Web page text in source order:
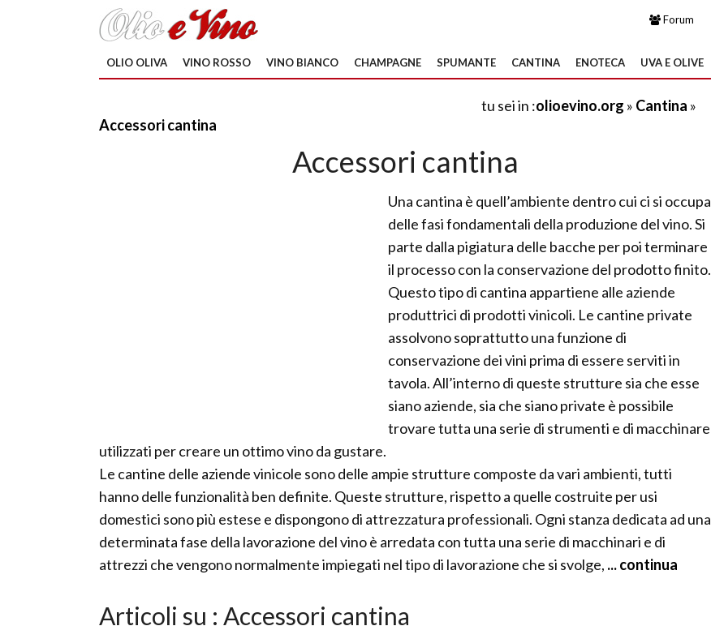
Forum
OLIO OLIVA VINO ROSSO VINO BIANCO CHAMPAGNE SPUMANTE CANTINA ENOTECA UVA E OLIVE
tu sei in :olioevino.org » Cantina »
Accessori cantina
Accessori cantina
Una cantina è quell’ambiente dentro cui ci si occupa
delle fasi fondamentali della produzione del vino. Si
parte dalla pigiatura delle bacche per poi terminare
il processo con la conservazione del prodotto finito.
Questo tipo di cantina appartiene alle aziende
produttrici di prodotti vinicoli. Le cantine private
assolvono soprattutto una funzione di
conservazione dei vini prima di essere serviti in
tavola. All’interno di queste strutture sia che esse
siano aziende, sia che siano private è possibile
trovare tutta una serie di strumenti e di macchinare
utilizzati per creare un ottimo vino da gustare.
Le cantine delle aziende vinicole sono delle ampie strutture composte da vari ambienti, tutti
hanno delle funzionalità ben definite. Queste strutture, rispetto a quelle costruite per usi
domestici sono più estese e dispongono di attrezzatura professionali. Ogni stanza dedicata ad una
determinata fase della lavorazione del vino è arredata con tutta una serie di macchinari e di
attrezzi che vengono normalmente impiegati nel tipo di lavorazione che si svolge, ... continua
Articoli su : Accessori cantina